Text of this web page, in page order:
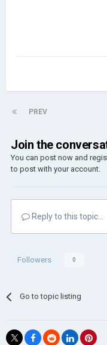
PREV
Join the
You can post now and
to post with your account.
Reply to this topic...
Followers 0
Go to topic listing